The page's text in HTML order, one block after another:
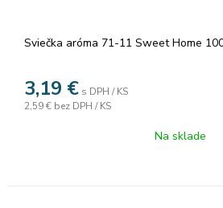
Sviečka aróma 71-11 Sweet Home
3,19 € s DPH / KS
2,59 € bez DPH / KS
Na sklade